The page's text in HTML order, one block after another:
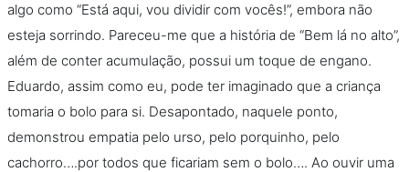
algo como “Está aqui, vou dividir com vocês!”, embora não
esteja sorrindo. Pareceu-me que a história de “Bem lá no alto”,
além de conter acumulação, possui um toque de engano.
Eduardo, assim como eu, pode ter imaginado que a criança
tomaria o bolo para si. Desapontado, naquele ponto,
demonstrou empatia pelo urso, pelo porquinho, pelo
cachorro….por todos que ficariam sem o bolo…. Ao ouvir uma